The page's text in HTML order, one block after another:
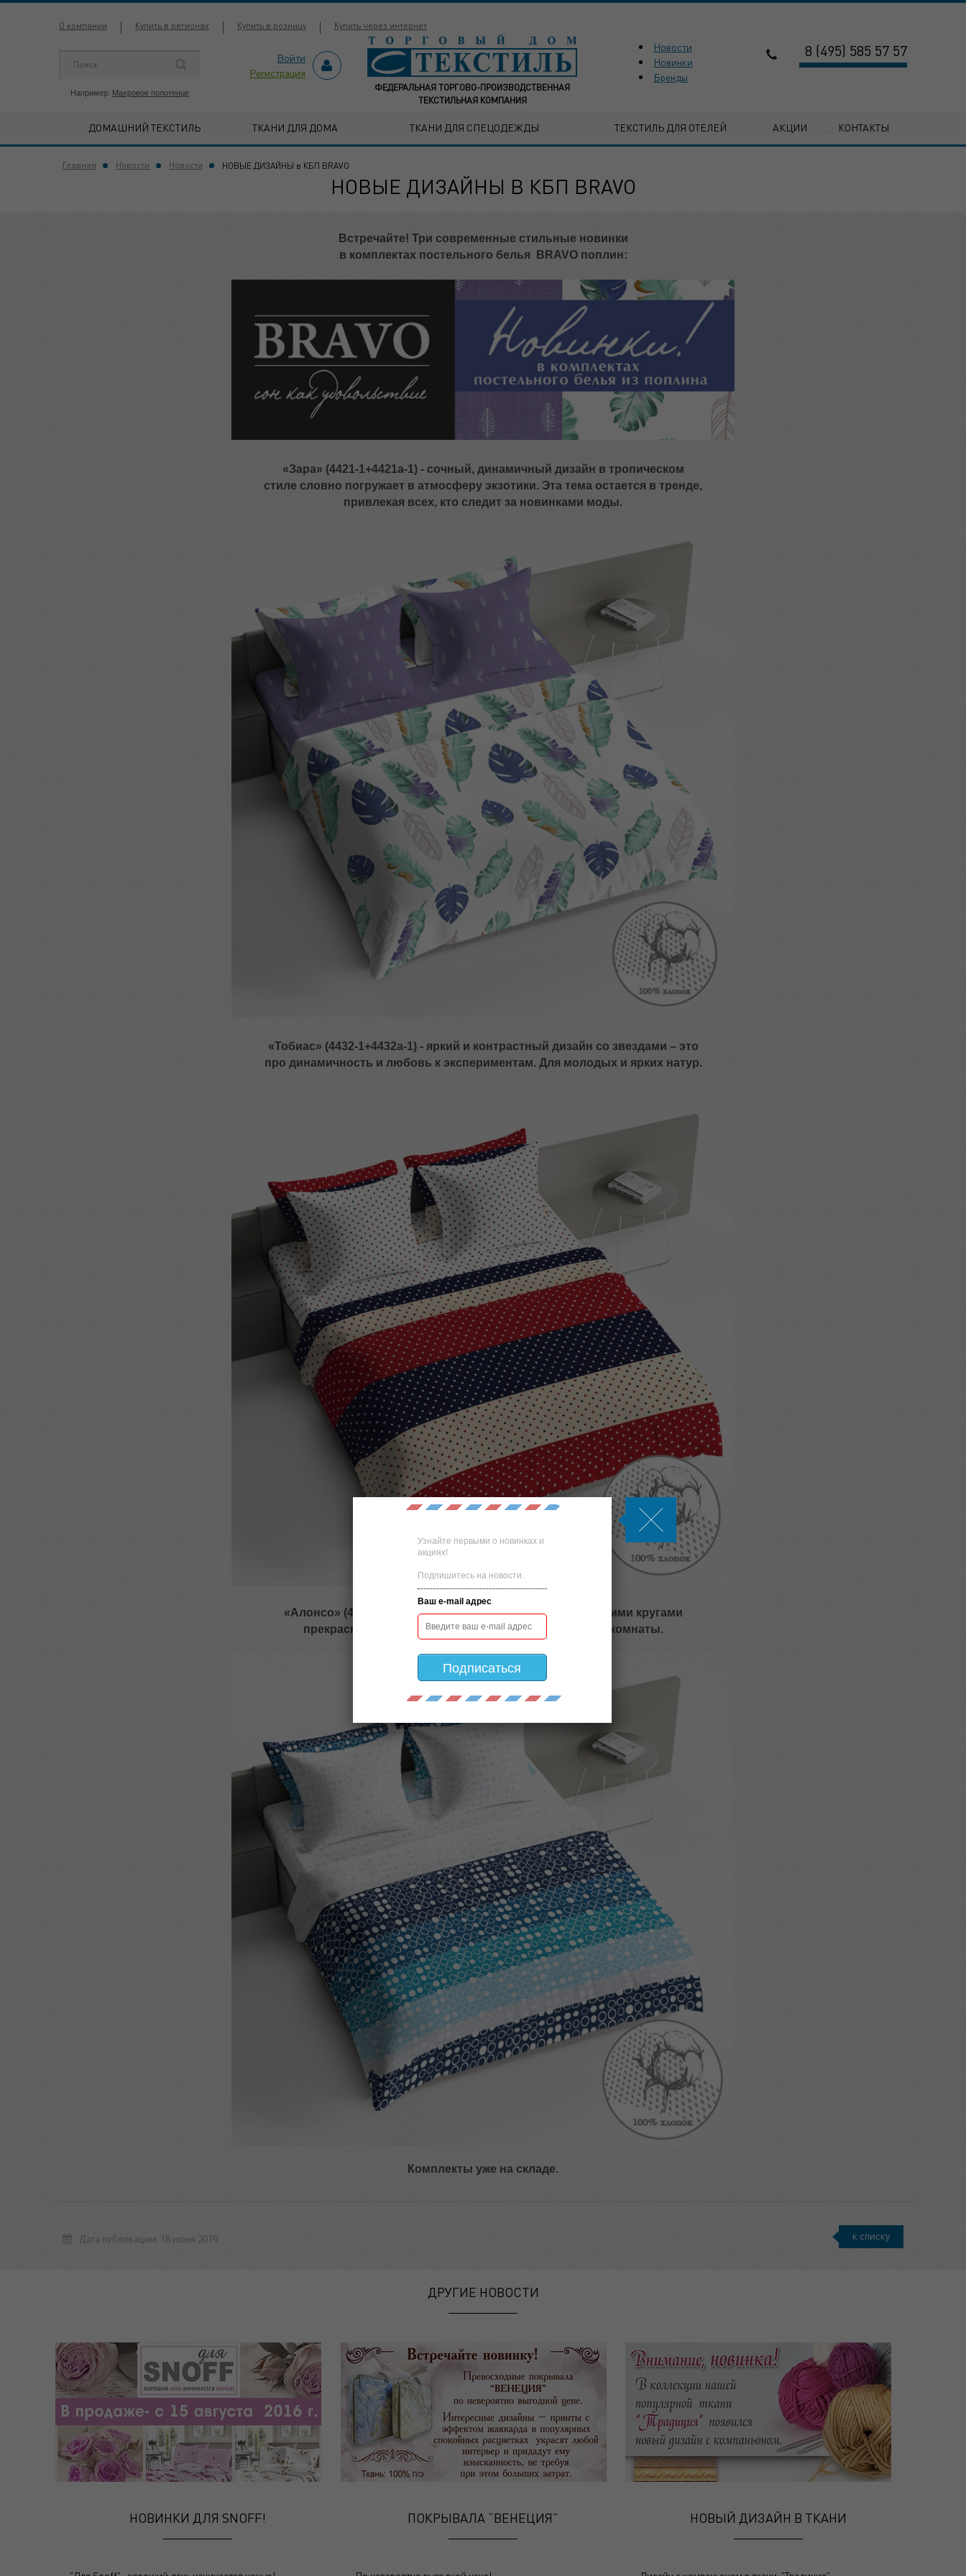
О компании Купить в регионах Купить в розницу Купить через интернет
Например: Махровое полотенце
Войти
Регистрация
ФЕДЕРАЛЬНАЯ ТОРГОВО-ПРОИЗВОДСТВЕННАЯ
ТЕКСТИЛЬНАЯ КОМПАНИЯ
Новости
Новинки
Бренды
8 (495) 585 57 57
ДОМАШНИЙ ТЕКСТИЛЬ ТКАНИ ДЛЯ ДОМА ТКАНИ ДЛЯ СПЕЦОДЕЖДЫ ТЕКСТИЛЬ ДЛЯ ОТЕЛЕЙ АКЦИИ КОНТАКТЫ
Главная Новости Новости НОВЫЕ ДИЗАЙНЫ в КБП BRAVO
НОВЫЕ ДИЗАЙНЫ В КБП BRAVO
Встречайте! Три современные стильные новинки
в комплектах постельного белья BRAVO поплин:
«Зара» (4421-1+4421а-1) - сочный, динамичный дизайн в тропическом
стиле словно погружает в атмосферу экзотики. Эта тема остается в тренде,
привлекая всех, кто следит за новинками моды.
«Тобиас» (4432-1+4432а-1) - яркий и контрастный дизайн со звездами – это
про динамичность и любовь к экспериментам. Для молодых и ярких натур.
«Алонсо» (4433-1+4433а-1) - современный дизайн с мелкими кругами
прекрасно впишется в интерьер большой и светлой комнаты.
Комплекты уже на складе.
к списку
Дата публикации: 18 июня 2019
ДРУГИЕ НОВОСТИ
НОВИНКИ ДЛЯ SNOFF! ПОКРЫВАЛА “ВЕНЕЦИЯ” НОВЫЙ ДИЗАЙН В ТКАНИ
Узнайте первыми о новинках и
акциях!
Подпишитесь на новости.
Ваш e-mail адрес
Подписаться